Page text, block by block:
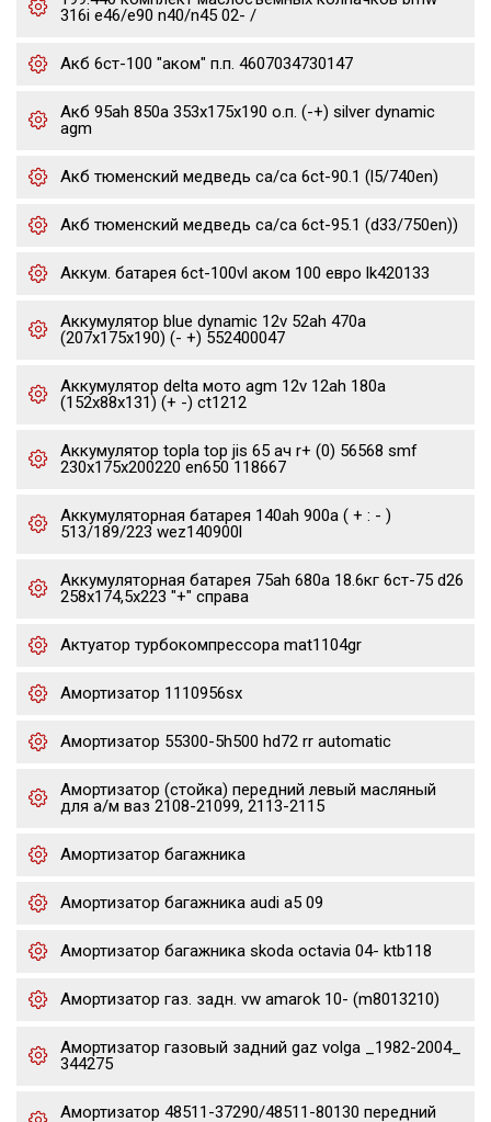
316i e46/e90 n40/n45 02- /
Акб 6ст-100 "аком" п.п. 4607034730147
Акб 95ah 850a 353x175x190 о.п. (-+) silver dynamic
agm
Акб тюменский медведь ca/ca 6ct-90.1 (l5/740en)
Акб тюменский медведь ca/ca 6ct-95.1 (d33/750en))
Аккум. батарея 6ct-100vl аком 100 евро lk420133
Аккумулятор blue dynamic 12v 52ah 470a
(207x175x190) (- +) 552400047
Аккумулятор delta мото agm 12v 12ah 180a
(152x88x131) (+ -) ct1212
Аккумулятор topla top jis 65 ач r+ (0) 56568 smf
230x175x200220 en650 118667
Аккумуляторная батарея 140ah 900a ( + : - )
513/189/223 wez140900l
Аккумуляторная батарея 75ah 680a 18.6кг 6ст-75 d26
258x174,5x223 "+" справа
Актуатор турбокомпрессора mat1104gr
Амортизатор 1110956sx
Амортизатор 55300-5h500 hd72 rr automatic
Амортизатор (стойка) передний левый масляный
для а/м ваз 2108-21099, 2113-2115
Амортизатор багажника
Амортизатор багажника audi a5 09
Амортизатор багажника skoda octavia 04- ktb118
Амортизатор газ. задн. vw amarok 10- (m8013210)
Амортизатор газовый задний gaz volga _1982-2004_
344275
Амортизатор 48511-37290/48511-80130 передний